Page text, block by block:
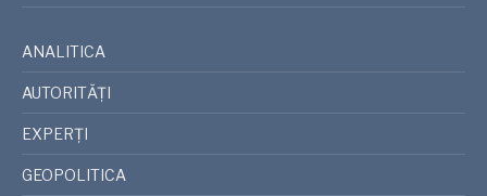
ANALITICA
AUTORITĂȚI
EXPERȚI
GEOPOLITICA